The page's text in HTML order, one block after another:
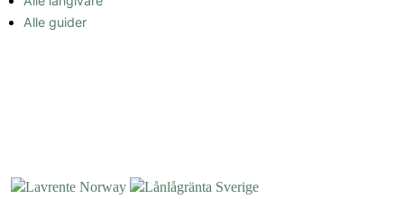
Alle guider